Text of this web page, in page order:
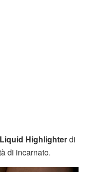
Highlighterdi
di incarnato.